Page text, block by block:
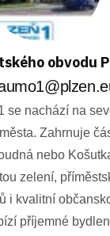
obvodu
se nachází na
Zahrnuje
nebo
zelení,
i kvalitní
příjemné